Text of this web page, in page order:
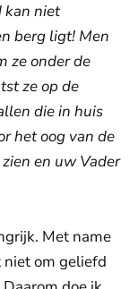
kan niet
berg ligt! Men
ze onder de
ze op de
die in huis
het oog van de
en uw Vader
Met name
niet om geliefd